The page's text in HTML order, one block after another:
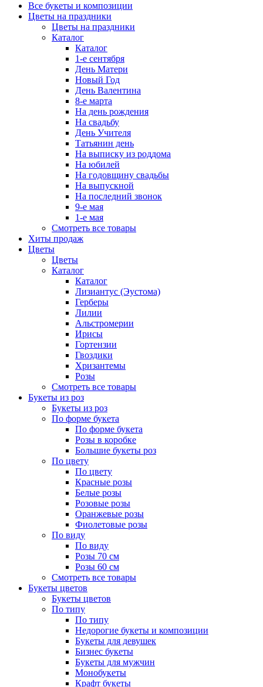
Все букеты и композиции
Цветы на праздники
Цветы на праздники
Каталог
Каталог
1-е сентября
День Матери
Новый Год
День Валентина
8-е марта
На день рождения
На свадьбу
День Учителя
Татьянин день
На выписку из роддома
На юбилей
На годовщину свадьбы
На выпускной
На последний звонок
9-е мая
1-е мая
Смотреть все товары
Хиты продаж
Цветы
Цветы
Каталог
Каталог
Лизиантус (Эустома)
Герберы
Лилии
Альстромерии
Ирисы
Гортензии
Гвоздики
Хризантемы
Розы
Смотреть все товары
Букеты из роз
Букеты из роз
По форме букета
По форме букета
Розы в коробке
Большие букеты роз
По цвету
По цвету
Красные розы
Белые розы
Розовые розы
Оранжевые розы
Фиолетовые розы
По виду
По виду
Розы 70 см
Розы 60 см
Смотреть все товары
Букеты цветов
Букеты цветов
По типу
По типу
Недорогие букеты и композиции
Букеты для девушек
Бизнес букеты
Букеты для мужчин
Монобукеты
Крафт букеты